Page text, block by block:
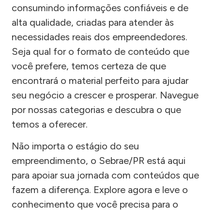
consumindo informações confiáveis e de
alta qualidade, criadas para atender às
necessidades reais dos empreendedores.
Seja qual for o formato de conteúdo que
você prefere, temos certeza de que
encontrará o material perfeito para ajudar
seu negócio a crescer e prosperar. Navegue
por nossas categorias e descubra o que
temos a oferecer.
Não importa o estágio do seu
empreendimento, o Sebrae/PR está aqui
para apoiar sua jornada com conteúdos que
fazem a diferença. Explore agora e leve o
conhecimento que você precisa para o